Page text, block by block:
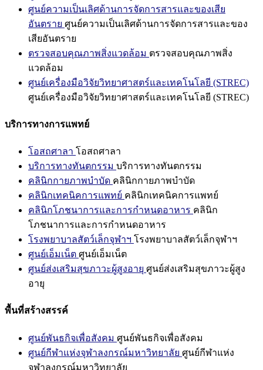
ศูนย์ความเป็นเลิศด้านการจัดการสารและของเสีย
อันตราย ศูนย์ความเป็นเลิศด้านการจัดการสารและของ
เสียอันตราย
ตรวจสอบคุณภาพสิ่งแวดล้อม ตรวจสอบคุณภาพสิ่ง
แวดล้อม
ศูนย์เครื่องมือวิจัยวิทยาศาสตร์และเทคโนโลยี (STREC)
ศูนย์เครื่องมือวิจัยวิทยาศาสตร์และเทคโนโลยี (STREC)
บริการทางการแพทย์
โอสถศาลา โอสถศาลา
บริการทางทันตกรรม บริการทางทันตกรรม
คลินิกกายภาพบำบัด คลินิกกายภาพบำบัด
คลินิกเทคนิคการแพทย์ คลินิกเทคนิคการแพทย์
คลินิกโภชนาการและการกำหนดอาหาร คลินิก
โภชนาการและการกำหนดอาหาร
โรงพยาบาลสัตว์เล็กจุฬาฯ โรงพยาบาลสัตว์เล็กจุฬาฯ
ศูนย์เอ็มเน็ต ศูนย์เอ็มเน็ต
ศูนย์ส่งเสริมสุขภาวะผู้สูงอายุ ศูนย์ส่งเสริมสุขภาวะผู้สูง
อายุ
พื้นที่สร้างสรรค์
ศูนย์พันธกิจเพื่อสังคม ศูนย์พันธกิจเพื่อสังคม
ศูนย์กีฬาแห่งจุฬาลงกรณ์มหาวิทยาลัย ศูนย์กีฬาแห่ง
จุฬาลงกรณ์มหาวิทยาลัย